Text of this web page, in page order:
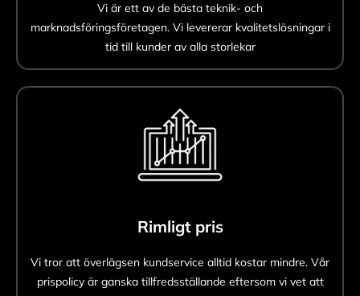
Vi är ett av de bästa teknik- och
marknadsföringsföretagen. Vi levererar kvalitetslösningar i
tid till kunder av alla storlekar
Rimligt pris
Vi tror att överlägsen kundservice alltid kostar mindre. Vår
prispolicy är ganska tillfredsställande eftersom vi vet att